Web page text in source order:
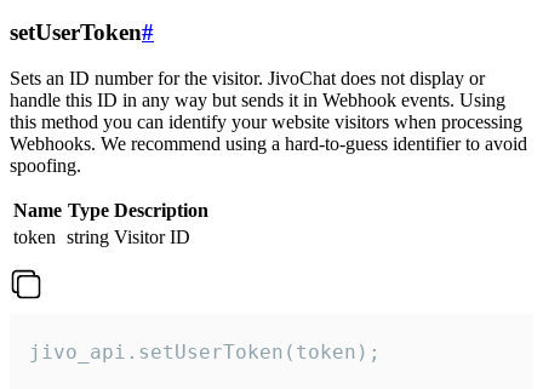
setUserToken#
Sets an ID number for the visitor. JivoChat does not display or
handle this ID in any way but sends it in Webhook events. Using
this method you can identify your website visitors when processing
Webhooks. We recommend using a hard-to-guess identifier to avoid
spoofing.
Name Type Description
token string Visitor ID
jivo_api.setUserToken(token);